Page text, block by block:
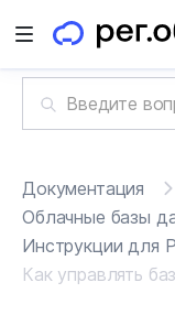
Открыть меню
Документация
Облачные базы
Инструкции для
Как управлять